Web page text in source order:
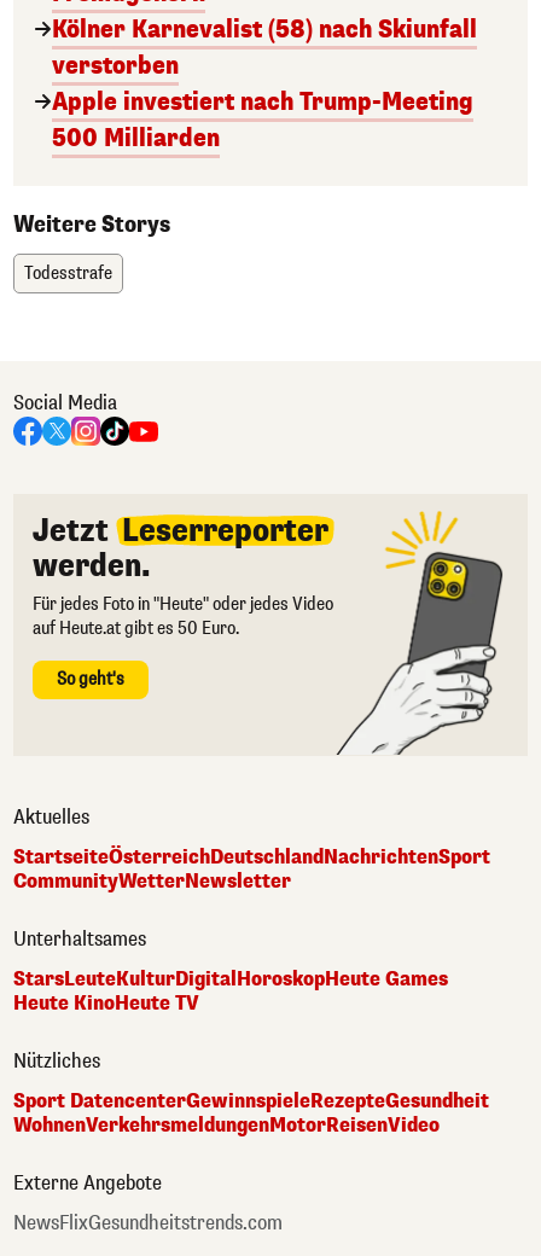
Kölner Karnevalist (58) nach Skiunfall
verstorben
Apple investiert nach Trump-Meeting
500 Milliarden
Weitere Storys
Todesstrafe
Social Media
Jetzt Leserreporter
werden.
Für jedes Foto in "Heute" oder jedes Video
auf Heute.at gibt es 50 Euro.
So geht's
Aktuelles
StartseiteÖsterreichDeutschlandNachrichtenSport
CommunityWetterNewsletter
Unterhaltsames
StarsLeuteKulturDigitalHoroskopHeute Games
Heute KinoHeute TV
Nützliches
Sport DatencenterGewinnspieleRezepteGesundheit
WohnenVerkehrsmeldungenMotorReisenVideo
Externe Angebote
NewsFlixGesundheitstrends.com